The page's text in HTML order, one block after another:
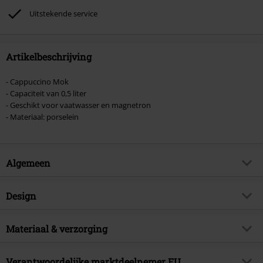
Toten Hosen, Metality, cadeaubonnen en artikelen met een inbegrepen
donatie zijn uitgesloten van de korting.
Uitstekende service
Artikelbeschrijving
- Cappuccino Mok
- Capaciteit van 0,5 liter
- Geschikt voor vaatwasser en magnetron
- Materiaal: porselein
Algemeen
Artikelnr.
Artikelonderwerp
Licentie
officieel gelicentieerd artikel
Design
Producttype
Materiaal & verzorging
Buitenmateriaal
porcelein